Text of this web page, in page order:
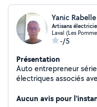
Yanic Rabelle
Artisans
Laval (Les
-/5
Présentation
Auto entrepreneur
électriques associés
dépannage en petits
Aucun avis pour